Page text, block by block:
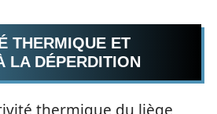
THERMIQUE ET
LA DÉPERDITION
thermique du liège